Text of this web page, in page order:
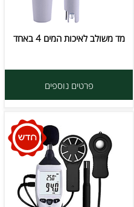
מד משולב לאיכות המים 4 באחד
פרטים נוספים